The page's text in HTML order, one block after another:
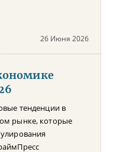
26 Июня 2026
тенденции в
рынке, которые